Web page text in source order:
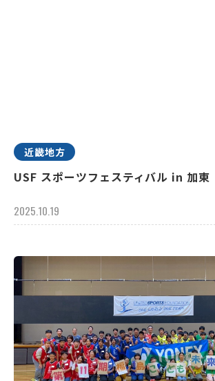
近畿地方
USF スポーツフェスティバル in 加
2025.10.19